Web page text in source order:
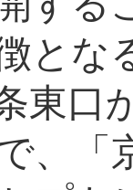
とな
東口
、「